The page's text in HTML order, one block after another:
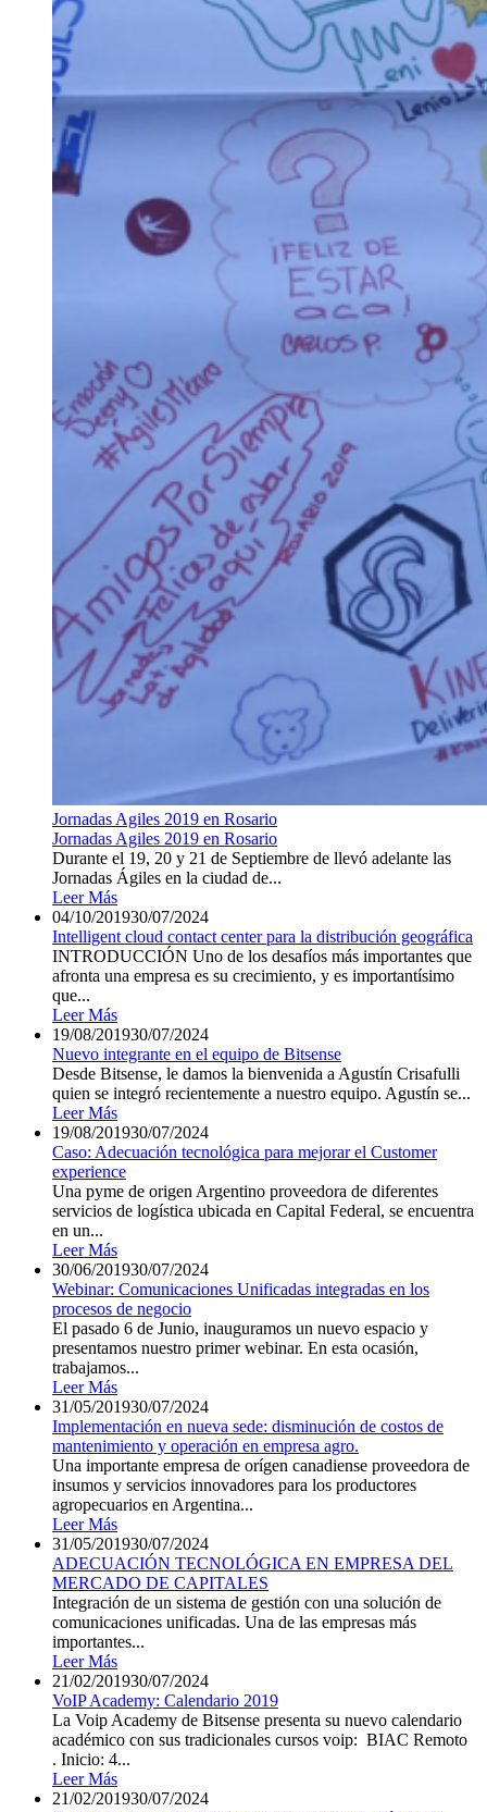
Jornadas Agiles 2019 en Rosario
Jornadas Agiles 2019 en Rosario
Durante el 19, 20 y 21 de Septiembre de llevó adelante las
Jornadas Ágiles en la ciudad de...
Leer Más
04/10/201930/07/2024
Intelligent cloud contact center para la distribución geográfica
INTRODUCCIÓN Uno de los desafíos más importantes que
afronta una empresa es su crecimiento, y es importantísimo
que...
Leer Más
19/08/201930/07/2024
Nuevo integrante en el equipo de Bitsense
Desde Bitsense, le damos la bienvenida a Agustín Crisafulli
quien se integró recientemente a nuestro equipo. Agustín se...
Leer Más
19/08/201930/07/2024
Caso: Adecuación tecnológica para mejorar el Customer
experience
Una pyme de origen Argentino proveedora de diferentes
servicios de logística ubicada en Capital Federal, se encuentra
en un...
Leer Más
30/06/201930/07/2024
Webinar: Comunicaciones Unificadas integradas en los
procesos de negocio
El pasado 6 de Junio, inauguramos un nuevo espacio y
presentamos nuestro primer webinar. En esta ocasión,
trabajamos...
Leer Más
31/05/201930/07/2024
Implementación en nueva sede: disminución de costos de
mantenimiento y operación en empresa agro.
Una importante empresa de orígen canadiense proveedora de
insumos y servicios innovadores para los productores
agropecuarios en Argentina...
Leer Más
31/05/201930/07/2024
ADECUACIÓN TECNOLÓGICA EN EMPRESA DEL
MERCADO DE CAPITALES
Integración de un sistema de gestión con una solución de
comunicaciones unificadas. Una de las empresas más
importantes...
Leer Más
21/02/201930/07/2024
VoIP Academy: Calendario 2019
La Voip Academy de Bitsense presenta su nuevo calendario
académico con sus tradicionales cursos voip: BIAC Remoto
. Inicio: 4...
Leer Más
21/02/201930/07/2024